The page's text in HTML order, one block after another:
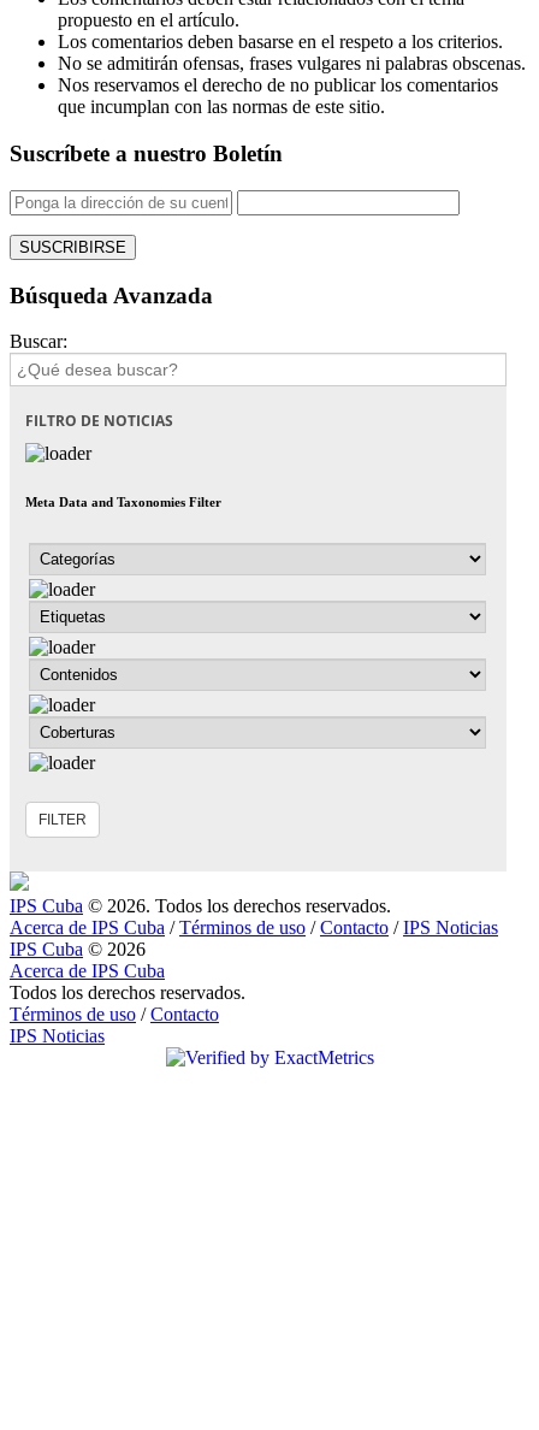
propuesto en el artículo.
Los comentarios deben basarse en el respeto a los criterios.
No se admitirán ofensas, frases vulgares ni palabras obscenas.
Nos reservamos el derecho de no publicar los comentarios
que incumplan con las normas de este sitio.
Suscríbete a nuestro Boletín
Búsqueda Avanzada
Buscar:
FILTRO DE NOTICIAS
Meta Data and Taxonomies Filter
IPS Cuba © 2026. Todos los derechos reservados.
Acerca de IPS Cuba / Términos de uso / Contacto / IPS Noticias
IPS Cuba © 2026
Acerca de IPS Cuba
Todos los derechos reservados.
Términos de uso / Contacto
IPS Noticias